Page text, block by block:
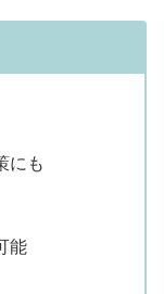
にも
能